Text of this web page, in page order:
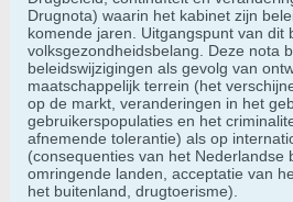
Drugnota) waarin het kabinet zijn
komende jaren. Uitgangspunt van dit
volksgezondheidsbelang. Deze nota
beleidswijzigingen als gevolg van
maatschappelijk terrein (het
op de markt, veranderingen in het
gebruikerspopulaties en het
afnemende tolerantie) als op
(consequenties van het Nederlandse
omringende landen, acceptatie van
het buitenland, drugtoerisme).